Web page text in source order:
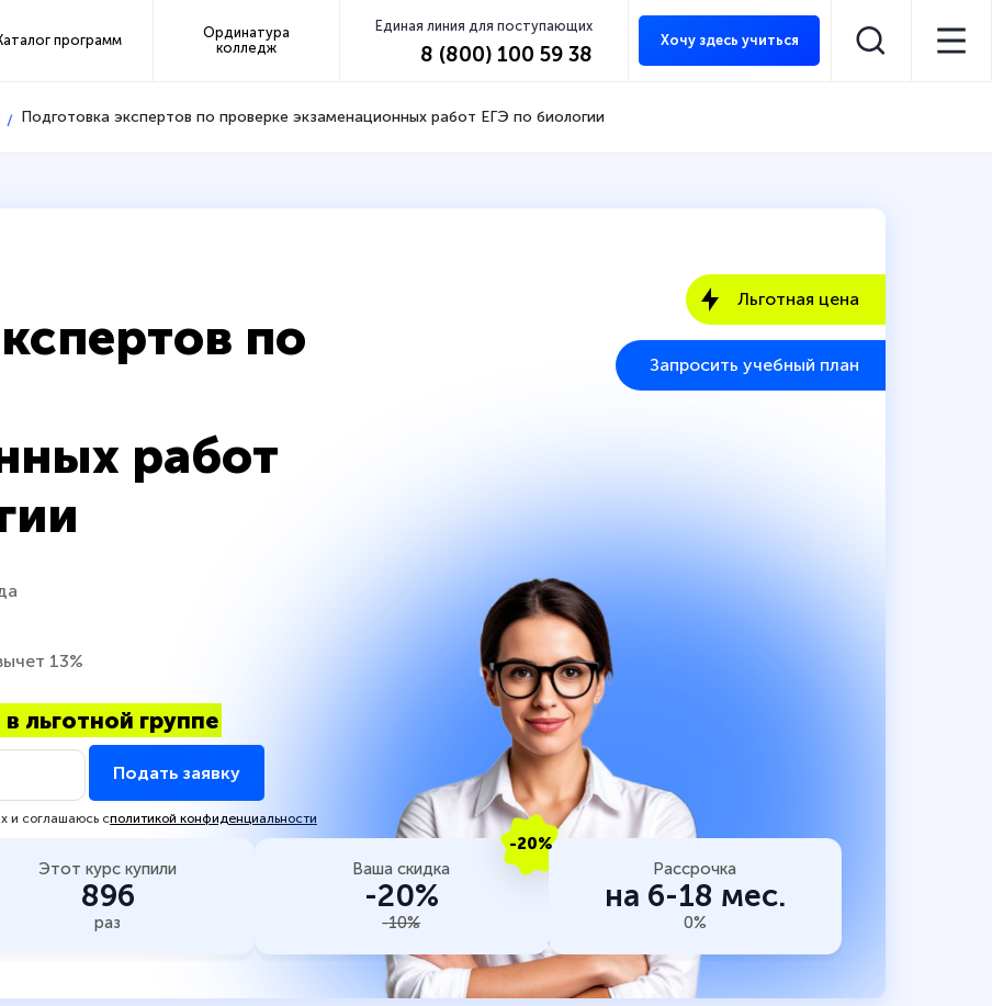
программ
Ординатура
колледж
Единая линия для поступающих
8 (800) 100 59 38
Хочу здесь учиться
Подготовка экспертов по проверке экзаменационных работ ЕГЭ по биологии
по
работ
13%
льготной группе
Подать заявку
и соглашаюсь сполитикой конфиденциальности
Льготная цена
Запросить учебный план
Этот курс купили
896
раз
-20%
Ваша скидка
-20%
-10%
Рассрочка
на 6-18 мес.
0%